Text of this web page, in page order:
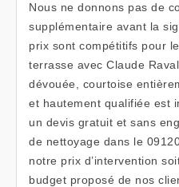
Nous ne donnons pas de
supplémentaire avant la
prix sont compétitifs pour
terrasse avec Claude
dévouée, courtoise
et hautement qualifiée est
un devis gratuit et sans
de nettoyage dans le
notre prix d’intervention
budget proposé de nos